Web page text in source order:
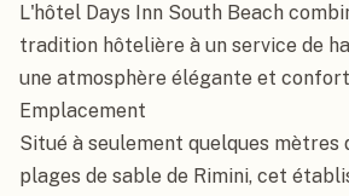
L'hôtel Days Inn South Beach
tradition hôtelière à un service de
une atmosphère élégante et
Emplacement
Situé à seulement quelques mètres
plages de sable de Rimini, cet